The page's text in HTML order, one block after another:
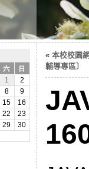
六
日
1
2
8
9
15
16
22
23
29
30
« 本校校園
輔導專區〕